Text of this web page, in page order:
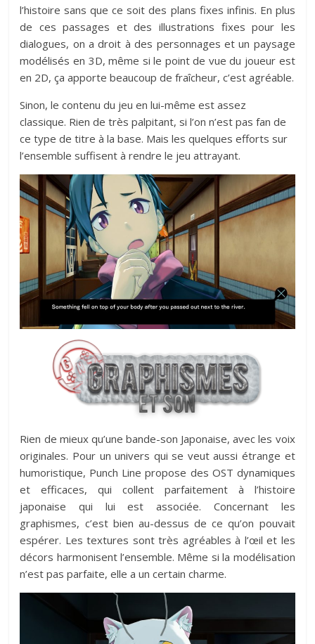
l’histoire sans que ce soit des plans fixes infinis. En plus
de ces passages et des illustrations fixes pour les
dialogues, on a droit à des personnages et un paysage
modélisés en 3D, même si le point de vue du joueur est
en 2D, ça apporte beaucoup de fraîcheur, c’est agréable.
Sinon, le contenu du jeu en lui-même est assez
classique. Rien de très palpitant, si l’on n’est pas fan de
ce type de titre à la base. Mais les quelques efforts sur
l’ensemble suffisent à rendre le jeu attrayant.
Rien de mieux qu’une bande-son Japonaise, avec les voix
originales. Pour un univers qui se veut aussi étrange et
humoristique, Punch Line propose des OST dynamiques
et efficaces, qui collent parfaitement à l’histoire
japonaise qui lui est associée. Concernant les
graphismes, c’est bien au-dessus de ce qu’on pouvait
espérer. Les textures sont très agréables à l’œil et les
décors harmonisent l’ensemble. Même si la modélisation
n’est pas parfaite, elle a un certain charme.